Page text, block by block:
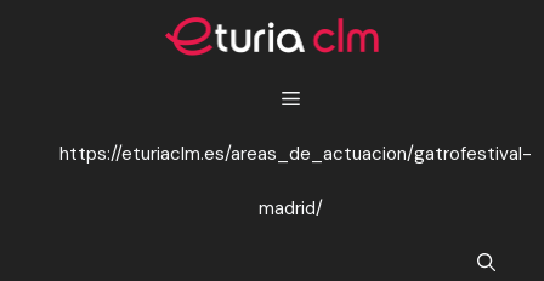
https://eturiaclm.es/areas_de_actuacion/gatrofestival-
madrid/